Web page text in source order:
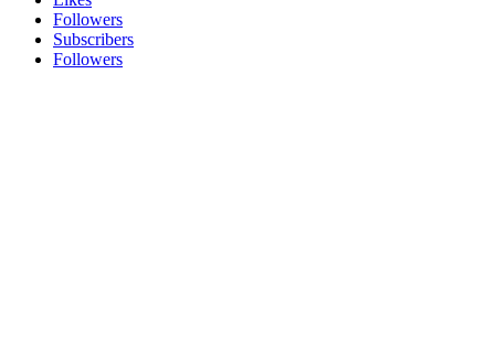
Followers
Subscribers
Followers